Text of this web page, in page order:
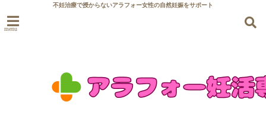
不妊治療で授からないアラフォー女性の自然妊娠をサポート
menu